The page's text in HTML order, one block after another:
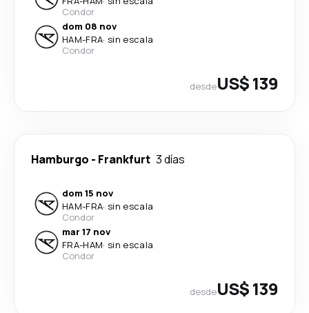
Condor
dom 08 nov
HAM-FRA· sin escala
Condor
desdeUS$ 139
Hamburgo - Frankfurt 3 días
dom 15 nov
HAM-FRA· sin escala
Condor
mar 17 nov
FRA-HAM· sin escala
Condor
desdeUS$ 139